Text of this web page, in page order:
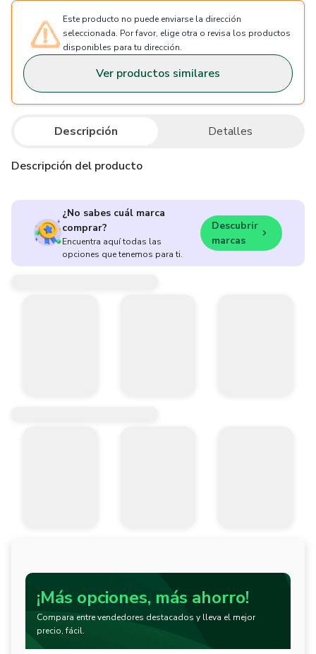
Este producto no puede enviarse la dirección
seleccionada. Por favor, elige otra o revisa los productos
disponibles para tu dirección.
Ver productos similares
Descripción Detalles
Descripción del producto
¿No sabes cuál marca
comprar?
Encuentra aquí todas las
opciones que tenemos para ti.
Descubrir
marcas
¡Más opciones, más ahorro!
Compara entre vendedores destacados y lleva el mejor
precio, fácil.